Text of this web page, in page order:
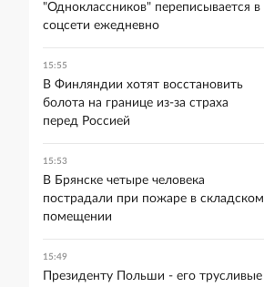
"Одноклассников" переписывается в
соцсети ежедневно
15:55
В Финляндии хотят восстановить
болота на границе из-за страха
перед Россией
15:53
В Брянске четыре человека
пострадали при пожаре в складском
помещении
15:49
Президенту Польши - его трусливые